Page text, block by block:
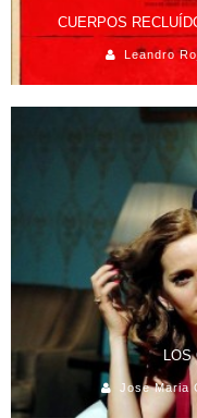
CUERPOS
Leandro
LOS
Jose Maria